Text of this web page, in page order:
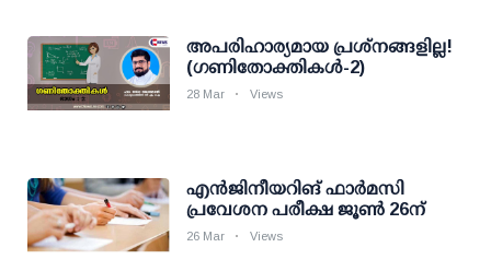
അപരിഹാര്യമായ പ്രശ്നങ്ങളില്ല!
(ഗണിതോക്തികൾ-2)
28 Mar Views
എൻജിനീയറിങ് ഫാർമസി
പ്രവേശന പരീക്ഷ ജൂൺ 26ന്
26 Mar Views